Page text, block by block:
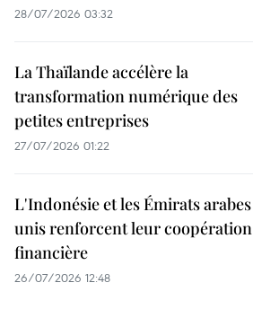
28/07/2026 03:32
La Thaïlande accélère la
transformation numérique des
petites entreprises
27/07/2026 01:22
L'Indonésie et les Émirats arabes
unis renforcent leur coopération
financière
26/07/2026 12:48